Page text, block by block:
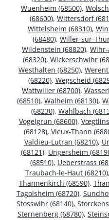
Wuenheim (68500),
(68600), Wittersdorf
Wittelsheim (68310),
(68480), Willer-sur-
Wildenstein (68820), Wihr-
(68320), Wickerschwihr
Westhalten (68250),
(68220), Wegscheid
Wattwiller (68700),
(68510), Walheim (68130),
(68230), Wahlbach
Vogelgrun (68600),
(68128), Vieux-Thann
Valdieu-Lutran (68210),
(68121), Ungersheim
(68510), Ueberstrass
Traubach-le-Haut (68210),
Thannenkirch (68590),
Tagolsheim (68720),
Stosswihr (68140),
Sternenberg (68780),